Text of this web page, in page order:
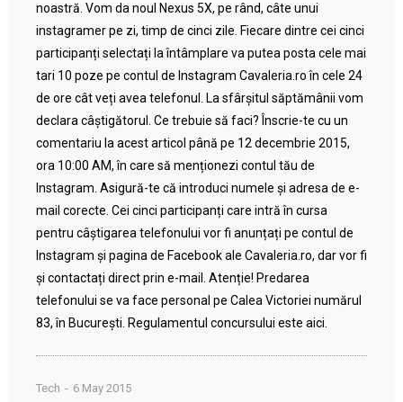
noastră. Vom da noul Nexus 5X, pe rând, câte unui
instagramer pe zi, timp de cinci zile. Fiecare dintre cei cinci
participanți selectați la întâmplare va putea posta cele mai
tari 10 poze pe contul de Instagram Cavaleria.ro în cele 24
de ore cât veți avea telefonul. La sfârșitul săptămânii vom
declara câștigătorul. Ce trebuie să faci? Înscrie-te cu un
comentariu la acest articol până pe 12 decembrie 2015,
ora 10:00 AM, în care să menționezi contul tău de
Instagram. Asigură-te că introduci numele și adresa de e-
mail corecte. Cei cinci participanți care intră în cursa
pentru câștigarea telefonului vor fi anunțați pe contul de
Instagram și pagina de Facebook ale Cavaleria.ro, dar vor fi
și contactați direct prin e-mail. Atenție! Predarea
telefonului se va face personal pe Calea Victoriei numărul
83, în București. Regulamentul concursului este aici.
Tech 6 May 2015